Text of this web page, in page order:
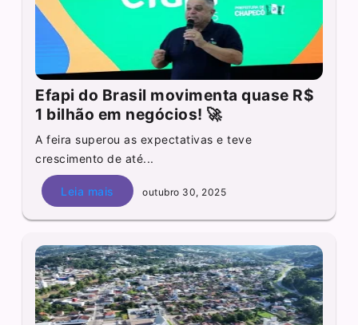
Efapi do Brasil movimenta quase R$
1 bilhão em negócios! 🚀
A feira superou as expectativas e teve
crescimento de até...
Leia mais outubro 30, 2025